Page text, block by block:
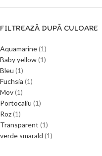
FILTREAZĂ DUPĂ CULOARE
Aquamarine(1)
Baby yellow(1)
Bleu (1)
Fuchsia (1)
Mov(1)
Portocaliu (1)
Roz(1)
Transparent (1)
verde smarald (1)